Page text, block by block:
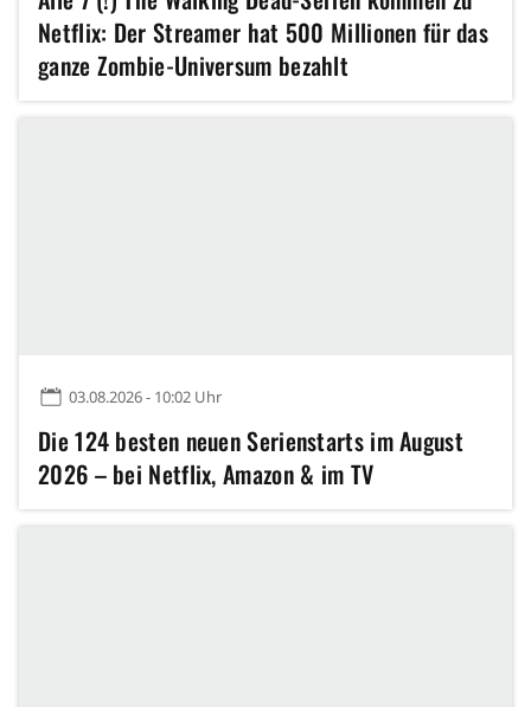
Netflix: Der Streamer hat 500 Millionen für das
ganze Zombie-Universum bezahlt
03.08.2026 - 10:02 Uhr
Die 124 besten neuen Serienstarts im August
2026 – bei Netflix, Amazon & im TV